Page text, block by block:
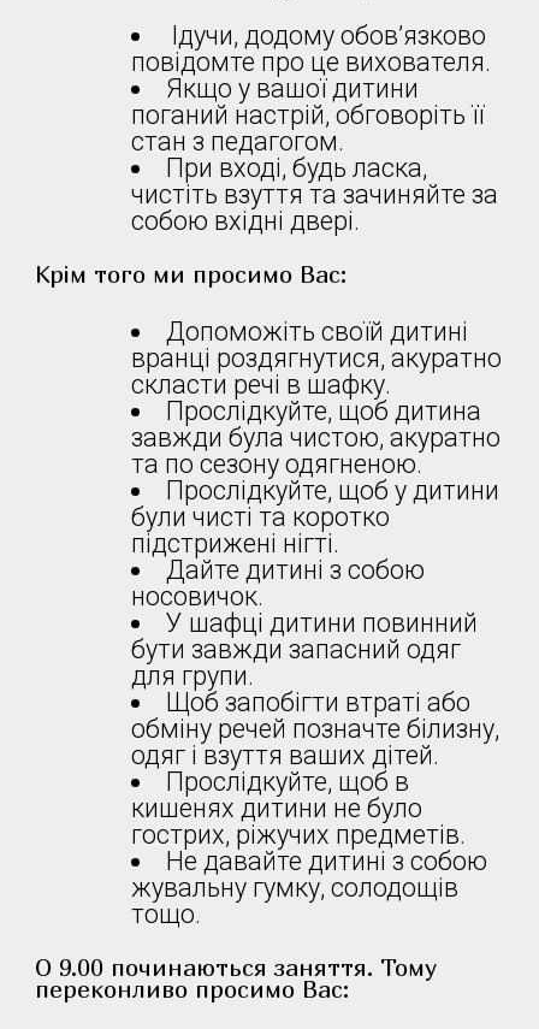
Ідучи, додому обов’язково
повідомте про це вихователя.
Якщо у вашої дитини
поганий настрій, обговоріть її
стан з педагогом.
При вході, будь ласка,
чистіть взуття та зачиняйте за
собою вхідні двері.
Крім того ми просимо Вас:
Допоможіть своїй дитині
вранці роздягнутися, акуратно
скласти речі в шафку.
Прослідкуйте, щоб дитина
завжди була чистою, акуратно
та по сезону одягненою.
Прослідкуйте, щоб у дитини
були чисті та коротко
підстрижені нігті.
Дайте дитині з собою
носовичок.
У шафці дитини повинний
бути завжди запасний одяг
для групи.
Щоб запобігти втраті або
обміну речей позначте білизну,
одяг і взуття ваших дітей.
Прослідкуйте, щоб в
кишенях дитини не було
гострих, ріжучих предметів.
Не давайте дитині з собою
жувальну гумку, солодощів
тощо.
О 9.00 починаються заняття. Тому
переконливо просимо Вас: